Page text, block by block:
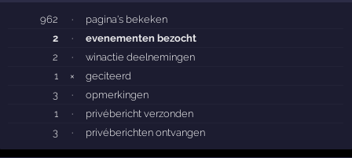
962 ·
pagina's bekeken
2
·
evenementen bezocht
2
·
winactie deelnemingen
1
×
geciteerd
3
·
opmerkingen
1
·
privébericht verzonden
3
· privéberichten ontvangen